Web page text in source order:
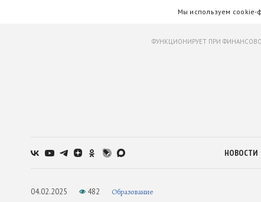
Мы используем cookie-
ФУНКЦИОНИРУЕТ ПРИ
НОВОСТИ
04.02.2025 482 Образование